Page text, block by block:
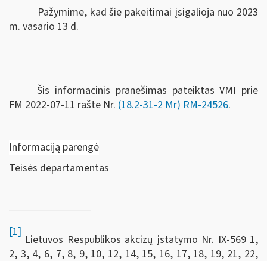
Pažymime, kad šie pakeitimai įsigalioja nuo 2023
m. vasario 13 d.
Šis informacinis pranešimas pateiktas VMI prie
FM 2022-07-11 rašte Nr. (18.2-31-2 Mr) RM-24526.
Informaciją parengė
Teisės departamentas
[1]
Lietuvos Respublikos akcizų įstatymo Nr. IX-569 1,
2, 3, 4, 6, 7, 8, 9, 10, 12, 14, 15, 16, 17, 18, 19, 21, 22,